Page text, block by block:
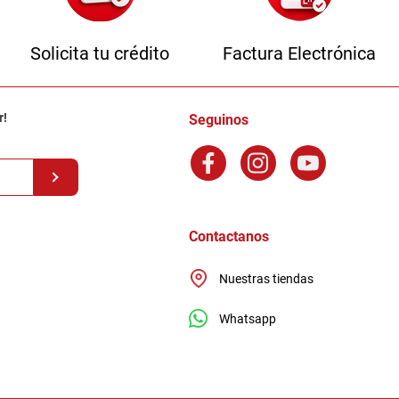
Solicita tu crédito Factura Electrónica
Seguinos
Contactanos
Nuestras tiendas
Whatsapp